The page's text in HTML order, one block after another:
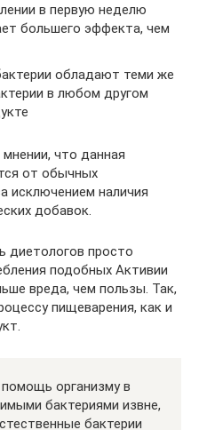
в первую неделю
большего эффекта, чем
обладают теми же
в любом другом
что данная
от обычных
исключением наличия
добавок.
диетологов просто
подобных Активии
вреда, чем пользы. Так,
пищеварения, как и
организму в
бактериями извне,
бактерии